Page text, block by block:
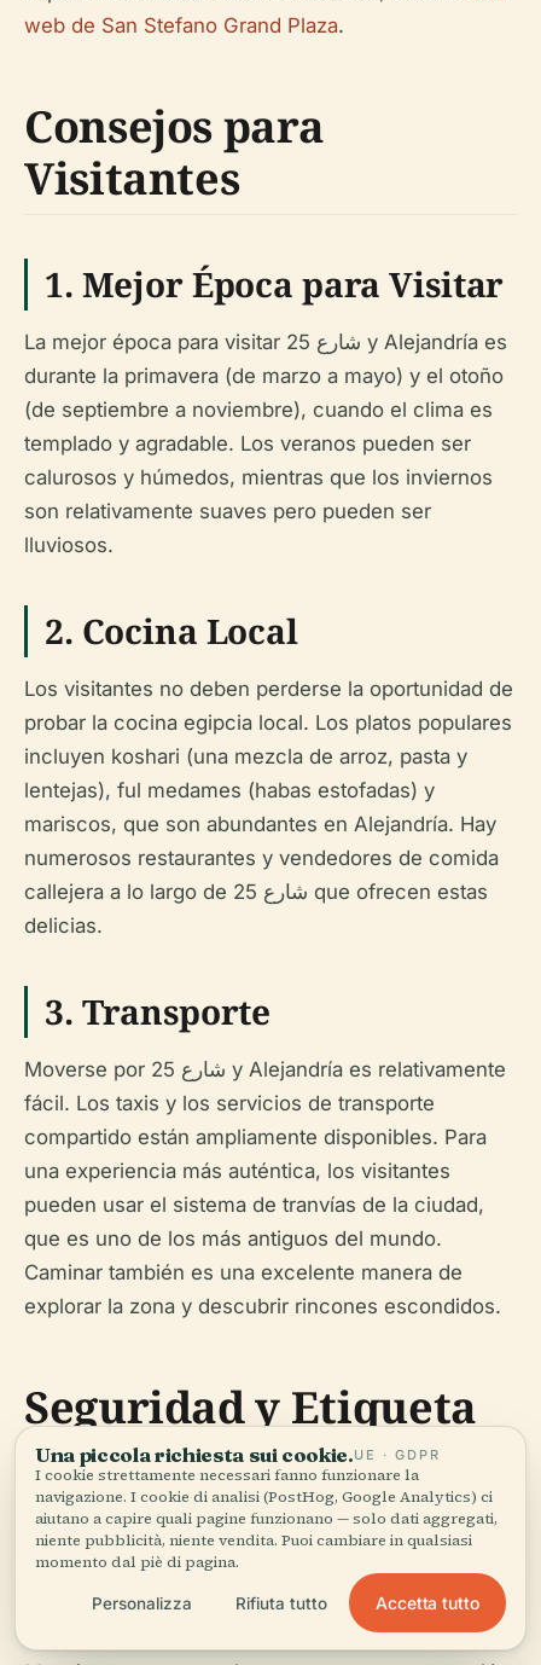
web de San Stefano Grand Plaza.
Consejos para
Visitantes
1. Mejor Época para Visitar
La mejor época para visitar شارع 25 y Alejandría es
durante la primavera (de marzo a mayo) y el otoño
(de septiembre a noviembre), cuando el clima es
templado y agradable. Los veranos pueden ser
calurosos y húmedos, mientras que los inviernos
son relativamente suaves pero pueden ser
lluviosos.
2. Cocina Local
Los visitantes no deben perderse la oportunidad de
probar la cocina egipcia local. Los platos populares
incluyen koshari (una mezcla de arroz, pasta y
lentejas), ful medames (habas estofadas) y
mariscos, que son abundantes en Alejandría. Hay
numerosos restaurantes y vendedores de comida
callejera a lo largo de شارع 25 que ofrecen estas
delicias.
3. Transporte
Moverse por شارع 25 y Alejandría es relativamente
fácil. Los taxis y los servicios de transporte
compartido están ampliamente disponibles. Para
una experiencia más auténtica, los visitantes
pueden usar el sistema de tranvías de la ciudad,
que es uno de los más antiguos del mundo.
Caminar también es una excelente manera de
explorar la zona y descubrir rincones escondidos.
Seguridad y Etiqueta
1.Seguridad
Alejandría es generalmente segura para los
turistas, pero siempre es recomendable estar
alerta, especialmente en áreas concurridas.
Una piccola richiesta sui cookie.UE · GDPR
I cookie strettamente necessari fanno funzionare la
navigazione. I cookie di analisi (PostHog, Google Analytics) ci
aiutano a capire quali pagine funzionano — solo dati aggregati,
niente pubblicità, niente vendita. Puoi cambiare in qualsiasi
momento dal piè di pagina.
Personalizza Rifiuta tutto Accetta tutto